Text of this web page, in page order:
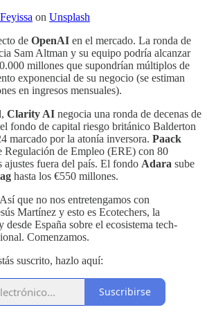
on Unsplash
de OpenAI en el mercado. La ronda de
Sam Altman y su equipo podría alcanzar
millones que supondrían múltiplos de
exponencial de su negocio (se estiman
en ingresos mensuales).
Clarity AI negocia una ronda de decenas de
fondo de capital riesgo británico Balderton
marcado por la atonía inversora. Paack
Regulación de Empleo (ERE) con 80
ajustes fuera del país. El fondo Adara sube
hasta los €550 millones.
que no nos entretengamos con
Martínez y esto es Ecotechers, la
desde España sobre el ecosistema tech-
Comenzamos.
suscrito, hazlo aquí:
Suscribirse